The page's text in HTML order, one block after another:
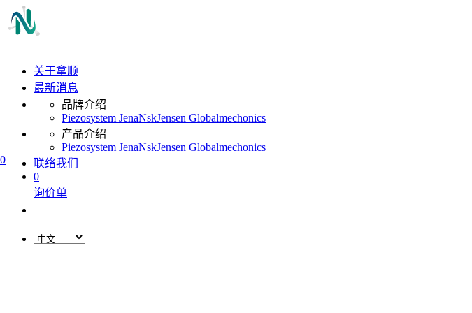
0
关于拿顺
最新消息
品牌介绍
Piezosystem JenaNskJensen Globalmechonics
产品介绍
Piezosystem JenaNskJensen Globalmechonics
联络我们
0
询价单